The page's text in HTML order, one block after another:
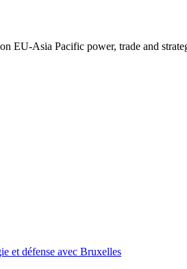
EU-Asia Pacific power, trade and
et défense avec Bruxelles